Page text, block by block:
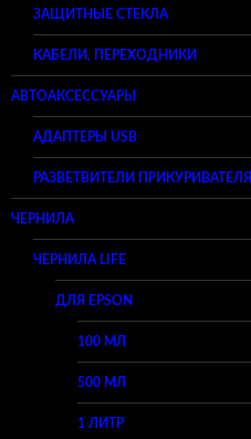
ЗАЩИТНЫЕ СТЕКЛА
КАБЕЛИ, ПЕРЕХОДНИКИ
АВТОАКСЕССУАРЫ
АДАПТЕРЫ USB
РАЗВЕТВИТЕЛИ ПРИКУРИВАТЕЛЯ
ЧЕРНИЛА
ЧЕРНИЛА LIFE
ДЛЯ EPSON
100 МЛ
500 МЛ
1 ЛИТР